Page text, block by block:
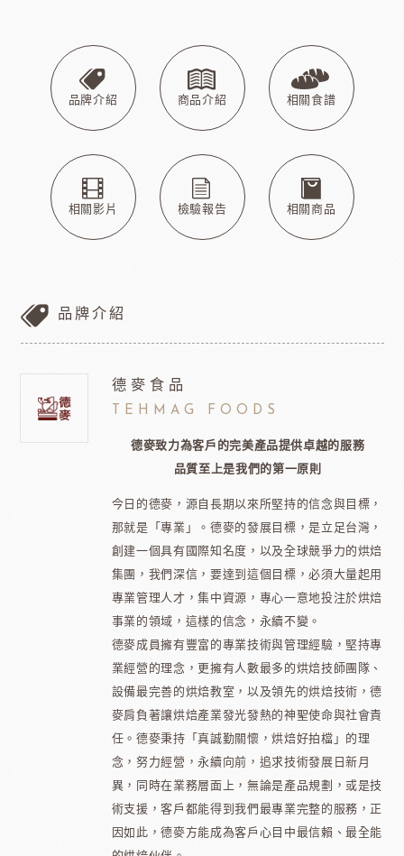
品牌介紹 商品介紹 相關食譜
相關影片 檢驗報告 相關商品
品牌介紹
德麥食品
TEHMAG FOODS
德麥致力為客戶的完美產品提供卓越的服務
品質至上是我們的第一原則
今日的德麥，源自長期以來所堅持的信念與目標，
那就是「專業」。德麥的發展目標，是立足台灣，
創建一個具有國際知名度，以及全球競爭力的烘焙
集團，我們深信，要達到這個目標，必須大量起用
專業管理人才，集中資源，專心一意地投注於烘焙
事業的領域，這樣的信念，永續不變。
德麥成員擁有豐富的專業技術與管理經驗，堅持專
業經營的理念，更擁有人數最多的烘焙技師團隊、
設備最完善的烘焙教室，以及領先的烘焙技術，德
麥肩負著讓烘焙產業發光發熱的神聖使命與社會責
任。德麥秉持「真誠勤關懷，烘焙好拍檔」的理
念，努力經營，永續向前，追求技術發展日新月
異，同時在業務層面上，無論是產品規劃，或是技
術支援，客戶都能得到我們最專業完整的服務，正
因如此，德麥方能成為客戶心目中最信賴、最全能